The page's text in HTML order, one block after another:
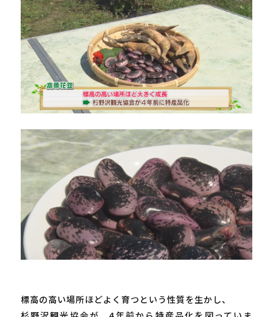
標高の高い場所ほどよく育つという性質を生かし、